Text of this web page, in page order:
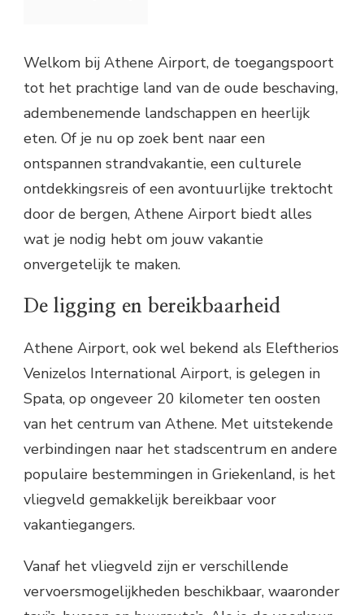
Welkom bij Athene Airport, de toegangspoort
tot het prachtige land van de oude beschaving,
adembenemende landschappen en heerlijk
eten. Of je nu op zoek bent naar een
ontspannen strandvakantie, een culturele
ontdekkingsreis of een avontuurlijke trektocht
door de bergen, Athene Airport biedt alles
wat je nodig hebt om jouw vakantie
onvergetelijk te maken.
De ligging en bereikbaarheid
Athene Airport, ook wel bekend als Eleftherios
Venizelos International Airport, is gelegen in
Spata, op ongeveer 20 kilometer ten oosten
van het centrum van Athene. Met uitstekende
verbindingen naar het stadscentrum en andere
populaire bestemmingen in Griekenland, is het
vliegveld gemakkelijk bereikbaar voor
vakantiegangers.
Vanaf het vliegveld zijn er verschillende
vervoersmogelijkheden beschikbaar, waaronder